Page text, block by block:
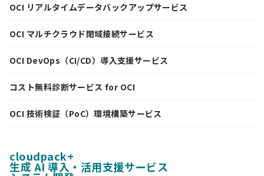
OCI リアルタイムデータバックアップサービス
OCI マルチクラウド閉域接続サービス
OCI DevOps（CI/CD）導入支援サービス
コスト無料診断サービス for OCI
OCI 技術検証（PoC）環境構築サービス
cloudpack+
生成 AI 導入・活用支援サービス